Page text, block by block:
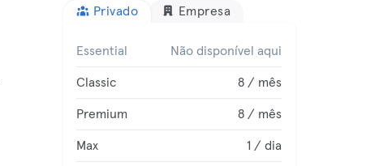
Privado Empresa
Essential Não disponível aqui
Classic 8 / mês
Premium 8 / mês
Max 1 / dia